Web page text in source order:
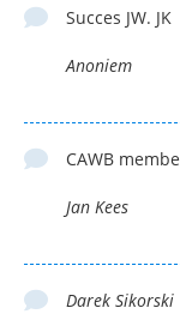
Succes JW. JK
Anoniem
CAWB
Jan Kees
Darek Sikorski